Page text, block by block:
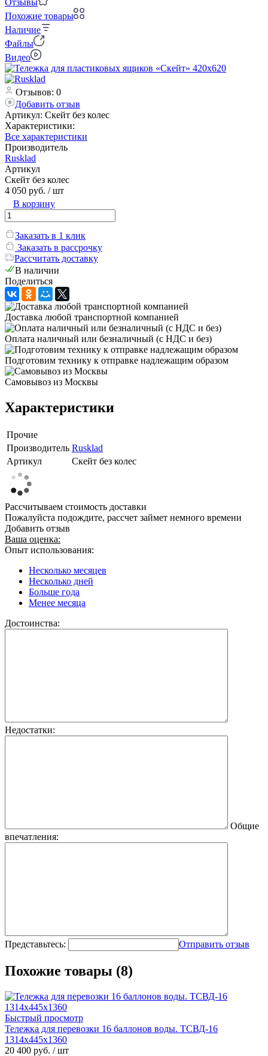
Похожие товары
Наличие
Файлы
Видео
Отзывов: 0
Добавить отзыв
Артикул: Скейт без колес
Характеристики:
Все характеристики
Производитель
Rusklad
Артикул
Скейт без колес
4 050 руб. / шт
В корзину
Заказать в 1 клик
Заказать в рассрочку
Рассчитать доставку
В наличии
Поделиться
Доставка любой транспортной компанией
Оплата наличный или безналичный (с НДС и без)
Подготовим технику к отправке надлежащим образом
Самовывоз из Москвы
Характеристики
Прочие
Производитель Rusklad
Артикул
Скейт без колес
Рассчитываем стоимость доставки
Пожалуйста подождите, рассчет займет немного времени
Добавить отзыв
Ваша оценка:
Опыт использования:
Несколько месяцев
Несколько дней
Больше года
Менее месяца
Достоинства:
Недостатки:
Общие
впечатления:
Представьтесь: Отправить отзыв
Похожие товары (8)
Быстрый просмотр
Тележка для перевозки 16 баллонов воды. ТСВД-16
1314х445х1360
20 400 руб. / шт